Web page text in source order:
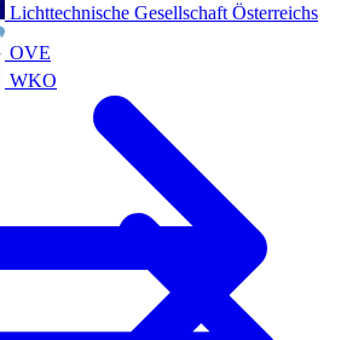
Lichttechnische Gesellschaft Österreichs
OVE
WKO